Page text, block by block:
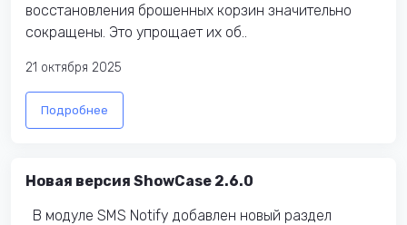
восстановления брошенных корзин значительно
сокращены. Это упрощает их об..
21 октября 2025
Подробнее
Новая версия ShowCase 2.6.0
В модуле SMS Notify добавлен новый раздел